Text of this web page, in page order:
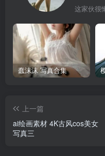
这家伙很
蠢沫沫 写真合集
上一篇
ai绘画素材 4K古风cos美女
写真三